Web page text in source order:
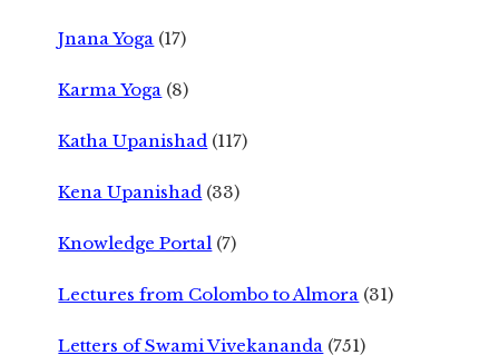
Jnana Yoga (17)
Karma Yoga (8)
Katha Upanishad (117)
Kena Upanishad (33)
Knowledge Portal (7)
Lectures from Colombo to Almora (31)
Letters of Swami Vivekananda (751)